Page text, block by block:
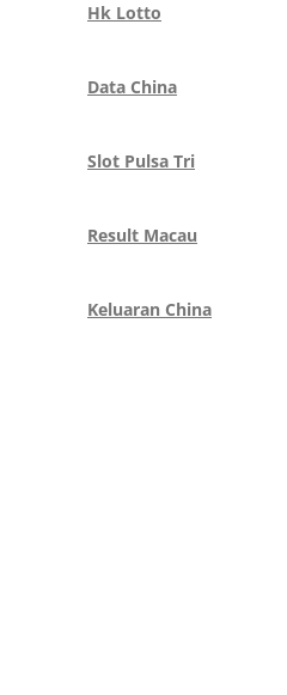
Hk Lotto
Data China
Slot Pulsa Tri
Result Macau
Keluaran China